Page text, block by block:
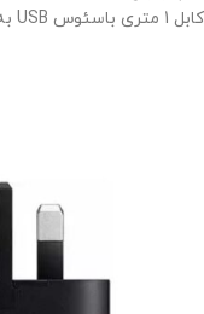
کابل 1 متری باسئوس USB به Lightning مدل CALYS-A01